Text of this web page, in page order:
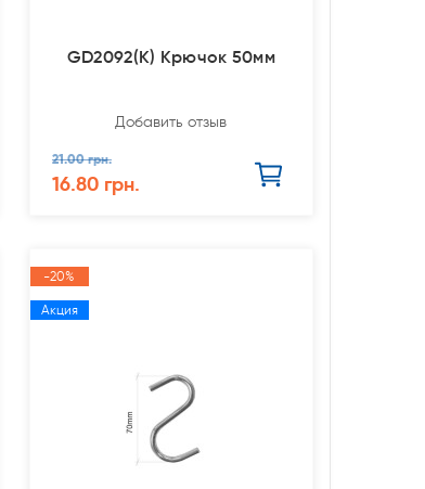
GD2092(К) Крючок 50мм
Добавить отзыв
21.00 грн.
16.80 грн.
-20%
Акция